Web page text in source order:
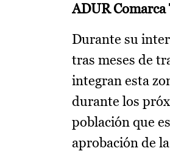
ADUR Comarca
Durante su
tras meses de
integran esta
durante los
población que
aprobación de